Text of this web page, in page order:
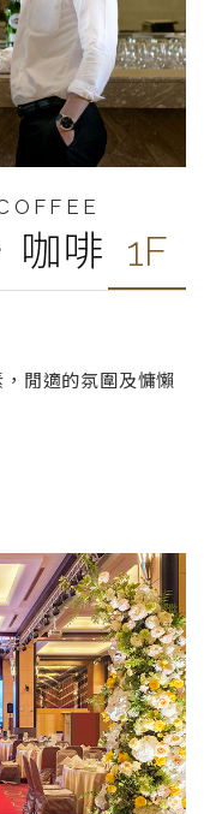
咖啡 1F
閒適的氛圍及慵懶